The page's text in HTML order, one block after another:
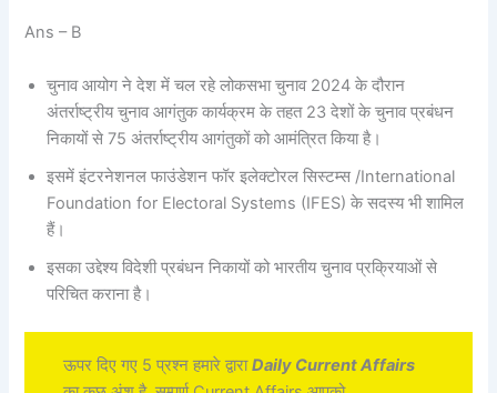
Ans – B
चुनाव आयोग ने देश में चल रहे लोकसभा चुनाव 2024 के दौरान
अंतर्राष्ट्रीय चुनाव आगंतुक कार्यक्रम के तहत 23 देशों के चुनाव प्रबंधन
निकायों से 75 अंतर्राष्ट्रीय आगंतुकों को आमंत्रित किया है।
इसमें इंटरनेशनल फाउंडेशन फॉर इलेक्टोरल सिस्टम्स /International
Foundation for Electoral Systems (IFES) के सदस्य भी शामिल
हैं।
इसका उद्देश्य विदेशी प्रबंधन निकायों को भारतीय चुनाव प्रक्रियाओं से
परिचित कराना है।
ऊपर दिए गए 5 प्रश्न हमारे द्वाराDaily Current Affairs